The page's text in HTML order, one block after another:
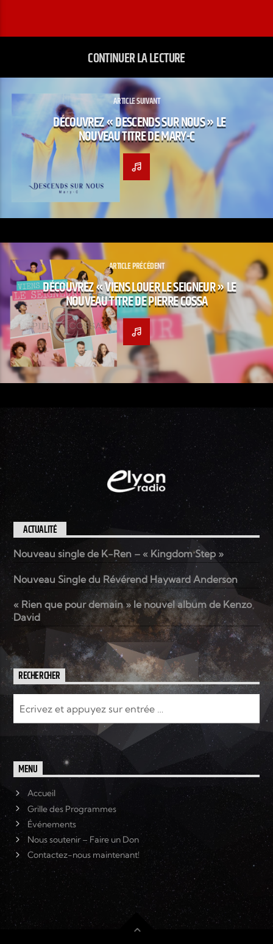
CONTINUER LA LECTURE
ARTICLE SUIVANT
DÉCOUVREZ « DESCENDS SUR NOUS » LE
NOUVEAU TITRE DE MARY-C
ARTICLE PRÉCÉDENT
DÉCOUVREZ « VIENS LOUER LE SEIGNEUR » LE
NOUVEAU TITRE DE PIERRE COSSA
ACTUALITÉ
Nouveau single de K-Ren – « Kingdom Step »
Nouveau Single du Révérend Hayward Anderson
« Rien que pour demain » le nouvel album de Kenzo
David
RECHERCHER
MENU
Accueil
Grille des Programmes
Événements
Nous soutenir – Faire un Don
Contactez-nous maintenant!